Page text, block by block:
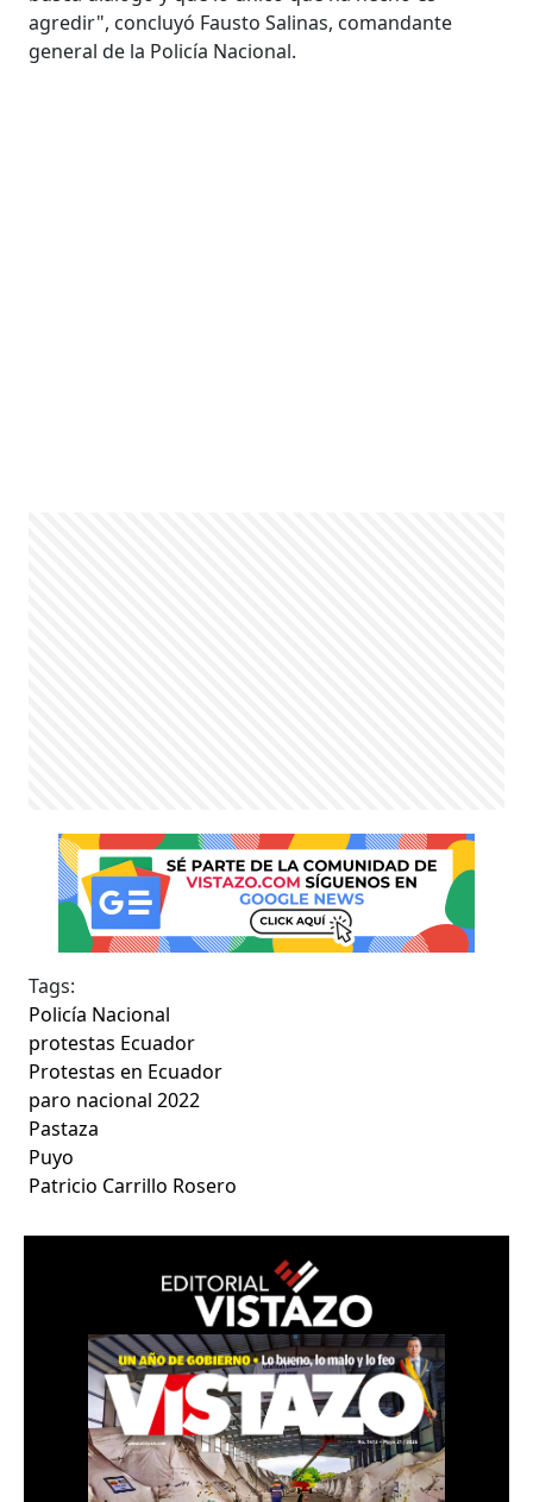
agredir", concluyó Fausto Salinas, comandante
general de la Policía Nacional.
Tags:
Policía Nacional
protestas Ecuador
Protestas en Ecuador
paro nacional 2022
Pastaza
Puyo
Patricio Carrillo Rosero